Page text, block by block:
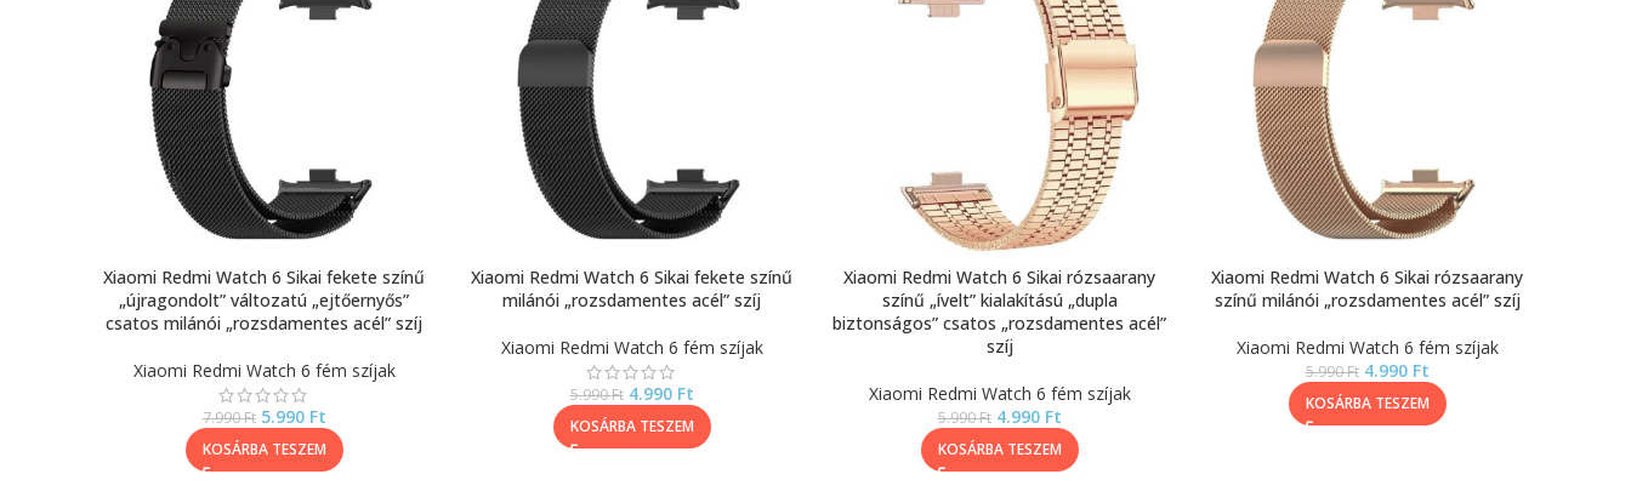
Xiaomi Redmi Watch 6 Sikai fekete színű
„újragondolt” változatú „ejtőernyős”
csatos milánói „rozsdamentes acél” szíj
Xiaomi Redmi Watch 6 fém szíjak
7.990Ft 5.990 Ft
KOSÁRBA TESZEM
Xiaomi Redmi Watch 6 Sikai fekete színű
milánói „rozsdamentes acél” szíj
Xiaomi Redmi Watch 6 fém szíjak
5.990Ft 4.990 Ft
KOSÁRBA TESZEM
Xiaomi Redmi Watch 6 Sikai rózsaarany
színű „ívelt” kialakítású „dupla
biztonságos” csatos „rozsdamentes acél”
szíj
Xiaomi Redmi Watch 6 fém szíjak
5.990Ft 4.990 Ft
KOSÁRBA TESZEM
Xiaomi Redmi Watch 6 Sikai rózsaarany
színű milánói „rozsdamentes acél” szíj
Xiaomi Redmi Watch 6 fém szíjak
5.990Ft 4.990 Ft
KOSÁRBA TESZEM